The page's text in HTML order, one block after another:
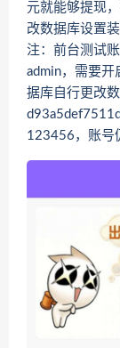
元就能够提现
改数据库设置
注：前台测试
admin，需要开
据库自行更改
123456，账号